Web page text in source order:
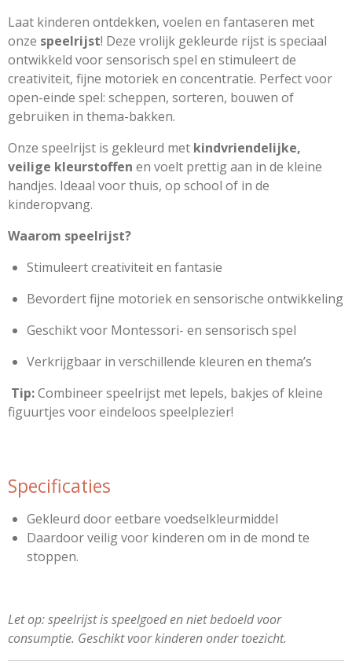
Laat kinderen ontdekken, voelen en fantaseren met
onze speelrijst! Deze vrolijk gekleurde rijst is speciaal
ontwikkeld voor sensorisch spel en stimuleert de
creativiteit, fijne motoriek en concentratie. Perfect voor
open-einde spel: scheppen, sorteren, bouwen of
gebruiken in thema-bakken.
Onze speelrijst is gekleurd met kindvriendelijke,
veilige kleurstoffen en voelt prettig aan in de kleine
handjes. Ideaal voor thuis, op school of in de
kinderopvang.
Waarom speelrijst?
Stimuleert creativiteit en fantasie
Bevordert fijne motoriek en sensorische ontwikkeling
Geschikt voor Montessori- en sensorisch spel
Verkrijgbaar in verschillende kleuren en thema’s
Tip:Combineer speelrijst met lepels, bakjes of kleine
figuurtjes voor eindeloos speelplezier!
Specificaties
Gekleurd door eetbare voedselkleurmiddel
Daardoor veilig voor kinderen om in de mond te
stoppen.
Let op: speelrijst is speelgoed en niet bedoeld voor
consumptie. Geschikt voor kinderen onder toezicht.